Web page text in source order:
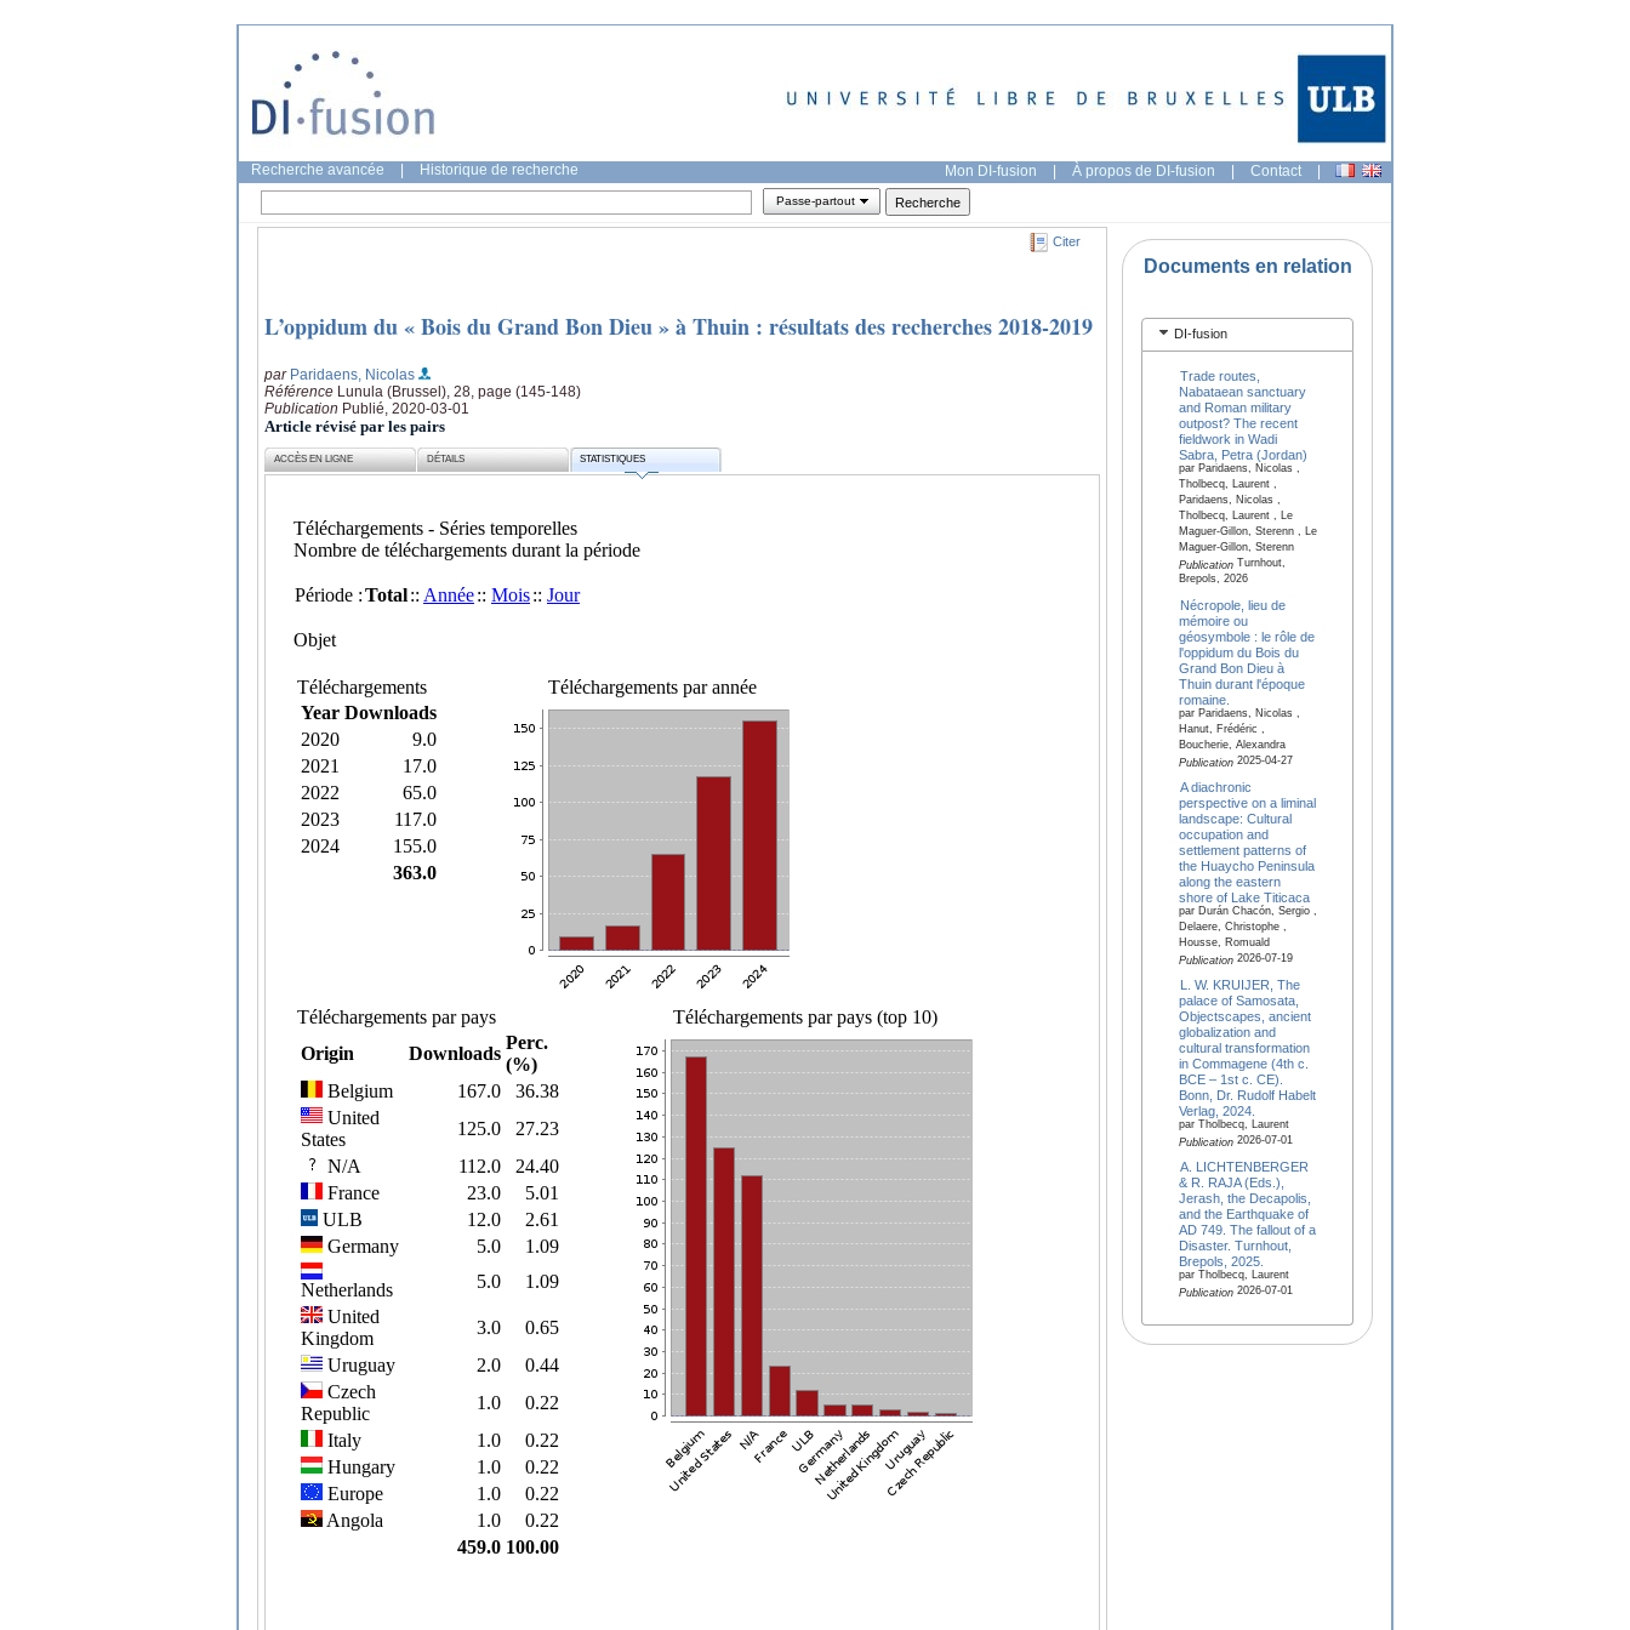
Recherche avancée Historique de recherche Mon DI-fusion | À propos de DI-fusion | Contact |
Passe-partout
Citer
L’oppidum du « Bois du Grand Bon Dieu » à Thuin : résultats des recherches 2018-2019
par Paridaens, Nicolas
Référence Lunula (Brussel), 28, page (145-148)
Publication Publié, 2020-03-01
Article révisé par les pairs
ACCÈS EN LIGNE DÉTAILS STATISTIQUES
Documents en relation
DI-fusion
Trade routes,
Nabataean sanctuary
and Roman military
outpost? The recent
fieldwork in Wadi
Sabra, Petra (Jordan)
par Paridaens, Nicolas ,
Tholbecq, Laurent ,
Paridaens, Nicolas ,
Tholbecq, Laurent , Le
Maguer-Gillon, Sterenn , Le
Maguer-Gillon, Sterenn
PublicationTurnhout,
Brepols, 2026
Nécropole, lieu de
mémoire ou
géosymbole : le rôle de
l'oppidum du Bois du
Grand Bon Dieu à
Thuin durant l'époque
romaine.
par Paridaens, Nicolas ,
Hanut, Frédéric ,
Boucherie, Alexandra
Publication2025-04-27
A diachronic
perspective on a liminal
landscape: Cultural
occupation and
settlement patterns of
the Huaycho Peninsula
along the eastern
shore of Lake Titicaca
par Durán Chacón, Sergio ,
Delaere, Christophe ,
Housse, Romuald
Publication2026-07-19
L. W. KRUIJER, The
palace of Samosata,
Objectscapes, ancient
globalization and
cultural transformation
in Commagene (4th c.
BCE – 1st c. CE).
Bonn, Dr. Rudolf Habelt
Verlag, 2024.
par Tholbecq, Laurent
Publication2026-07-01
A. LICHTENBERGER
& R. RAJA (Eds.),
Jerash, the Decapolis,
and the Earthquake of
AD 749. The fallout of a
Disaster. Turnhout,
Brepols, 2025.
par Tholbecq, Laurent
Publication2026-07-01